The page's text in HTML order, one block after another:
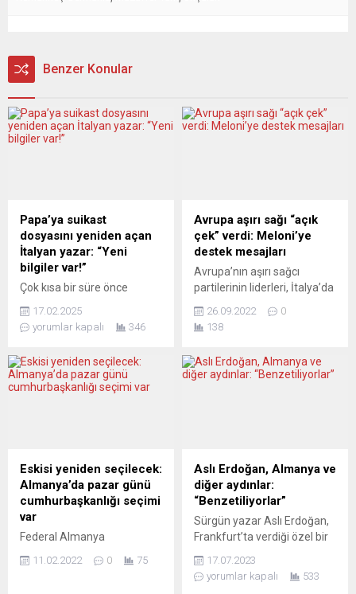
Benzer Konular
Papa’ya suikast
dosyasını yeniden açan
İtalyan yazar: “Yeni
bilgiler var!”
Çok kısa bir süre önce
Ölmeli” kitabı üzerine
tartışmalar yayılıyor. Bu
önceki Papa suikastı ile ilgili
soruşturmanın yeniden
ilgili sorularımızı yanıtladı. –
Kitabınızın ithaf
sonrasındaki ilk sayfasına,
bir mülakat sırasında Paul
yöneltilen...
17.02.2025
yorumlar kapalı
346
Avrupa aşırı sağı “açık
çek” verdi: Meloni’ye
destek mesajları
Avrupa’nın aşırı sağcı
partilerinin liderleri, İtalya’da
Kardeşleri Partisi (FdI) ve
liderlik ettiği sağ ittifaka
paylaştı. Avrupa Birliği (AB)
yönetimi, İtalya’daki
göçmen ve İslam karşıtı
olarak bilinen Almanya için
Alternatif (AfD) Partisinin...
26.09.2022
0
138
Eskisi yeniden seçilecek:
Almanya’da pazar günü
cumhurbaşkanlığı seçimi
var
Federal Almanya
Walter Steinmeier, 13 Şubat
11.02.2022 0 75
Aslı Erdoğan, Almanya ve
diğer aydınlar:
“Benzetiliyorlar”
Sürgün yazar Aslı Erdoğan,
Frankfurt’ta verdiği özel bir
ustaca yola getirildik” demiş.
Böyle bir itirazı Avrupa’ya
17.07.2023
yorumlar kapalı
533